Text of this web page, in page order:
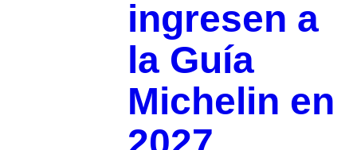
ingresen a
la Guía
Michelin en